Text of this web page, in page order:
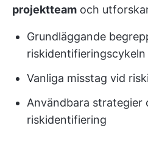
projektteam och
Grundläggande
riskidentifieringscykeln
Vanliga misstag vid
Användbara strategier
riskidentifiering